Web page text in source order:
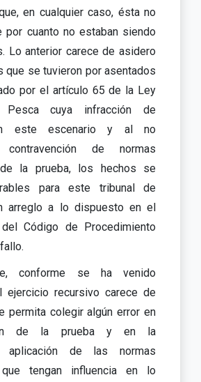
en cualquier caso, ésta no
por cuanto no estaban siendo
Lo anterior carece de asidero
que se tuvieron por asentados
por el artículo 65 de la Ley
Pesca cuya infracción de
este escenario y al no
contravención de normas
de la prueba, los hechos se
para este tribunal de
arreglo a lo dispuesto en el
Código de Procedimiento
conforme se ha venido
ejercicio recursivo carece de
permita colegir algún error en
de la prueba y en la
aplicación de las normas
que tengan influencia en lo